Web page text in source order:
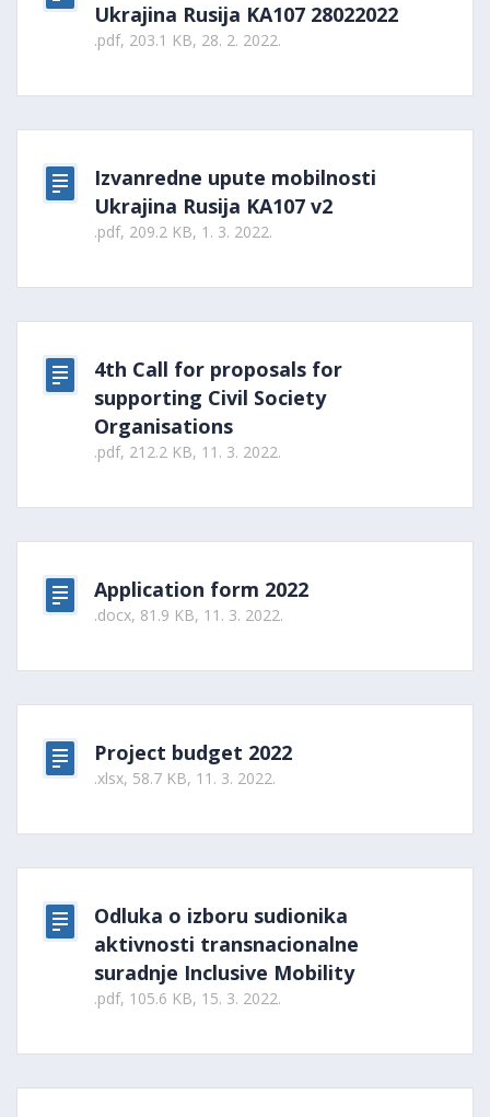
Ukrajina Rusija KA107 28022022
.pdf, 203.1 KB, 28. 2. 2022.
Izvanredne upute mobilnosti
Ukrajina Rusija KA107 v2
.pdf, 209.2 KB, 1. 3. 2022.
4th Call for proposals for
supporting Civil Society
Organisations
.pdf, 212.2 KB, 11. 3. 2022.
Application form 2022
.docx, 81.9 KB, 11. 3. 2022.
Project budget 2022
.xlsx, 58.7 KB, 11. 3. 2022.
Odluka o izboru sudionika
aktivnosti transnacionalne
suradnje Inclusive Mobility
.pdf, 105.6 KB, 15. 3. 2022.